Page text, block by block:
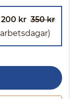
200 kr 350 kr